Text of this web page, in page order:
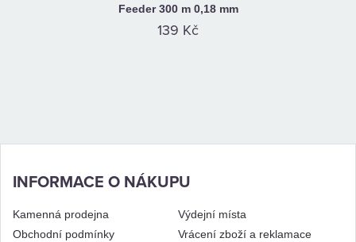
Feeder 300 m 0,18 mm
139 Kč
INFORMACE O NÁKUPU
Kamenná prodejna
Výdejní místa
Obchodní podmínky
Vrácení zboží a reklamace